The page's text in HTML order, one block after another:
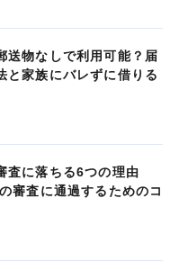
送物なしで利用可能？届
と家族にバレずに借りる
査に落ちる6つの理由
審査に通過するためのコ